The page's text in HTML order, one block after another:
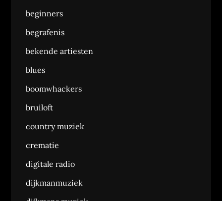
beginners
begrafenis
bekende artiesten
blues
boomwhackers
bruiloft
country muziek
crematie
digitale radio
dijkmanmuziek